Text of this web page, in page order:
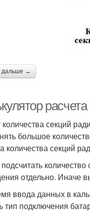
дальше →
количества секций
большое
количества секций
отдельно. Иначе
ввода данных в
тип подключения